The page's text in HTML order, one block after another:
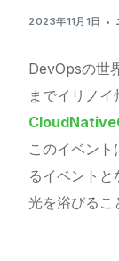
2023年11月1日
DevOpsの世
までイリノ
このイベント
るイベント
光を浴びるこ